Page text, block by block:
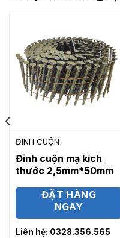
ĐINH CUỘN
Đinh cuộn mạ kích
thước 2,5mm*50mm
ĐẶT HÀNG
NGAY
Liên hệ: 0328.356.565